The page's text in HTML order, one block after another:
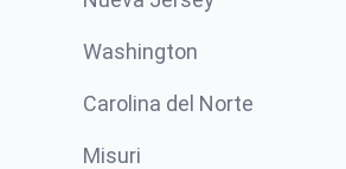
Washington
Carolina del Norte
Misuri